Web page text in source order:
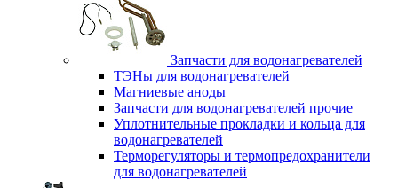
Запчасти для водонагревателей
ТЭНы для водонагревателей
Магниевые аноды
Запчасти для водонагревателей прочие
Уплотнительные прокладки и кольца для
водонагревателей
Терморегуляторы и термопредохранители
для водонагревателей